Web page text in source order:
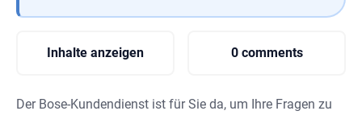
Inhalte anzeigen 0 comments
Der Bose-Kundendienst ist für Sie da, um Ihre Fragen zu